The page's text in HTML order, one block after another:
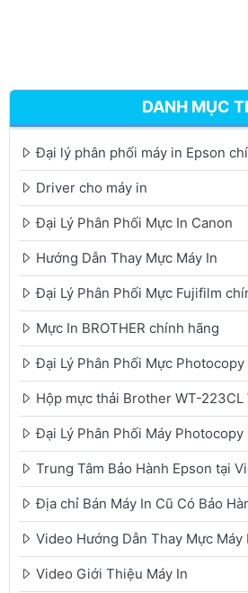
DANH MỤC
Đại lý phân phối máy in Epson
Driver cho máy in
Đại Lý Phân Phối Mực In Canon
Hướng Dẫn Thay Mực Máy In
Đại Lý Phân Phối Mực Fujifilm
Mực In BROTHER chính hãng
Đại Lý Phân Phối Mực Photocopy
Hộp mực thải Brother WT-223CL
Đại Lý Phân Phối Máy Photocopy
Trung Tâm Bảo Hành Epson tại
Địa chỉ Bán Máy In Cũ Có Bảo
Video Hướng Dẫn Thay Mực Máy
Video Giới Thiệu Máy In